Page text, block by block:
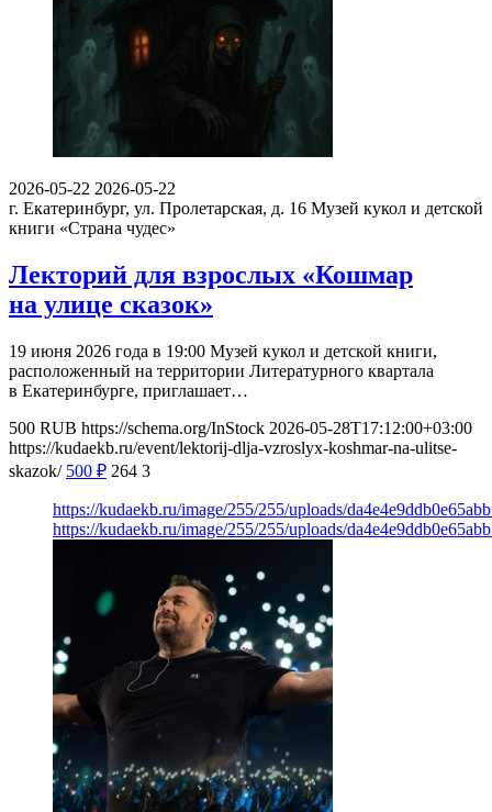
2026-05-22 2026-05-22
г. Екатеринбург, ул. Пролетарская, д. 16 Музей кукол и детской
книги «Страна чудес»
Лекторий для взрослых «Кошмар
на улице сказок»
19 июня 2026 года в 19:00 Музей кукол и детской книги,
расположенный на территории Литературного квартала
в Екатеринбурге, приглашает…
500 RUB https://schema.org/InStock 2026-05-28T17:12:00+03:00
https://kudaekb.ru/event/lektorij-dlja-vzroslyx-koshmar-na-ulitse-
skazok/ 500 ₽ 264 3
https://kudaekb.ru/image/255/255/uploads/
https://kudaekb.ru/image/255/255/uploads/